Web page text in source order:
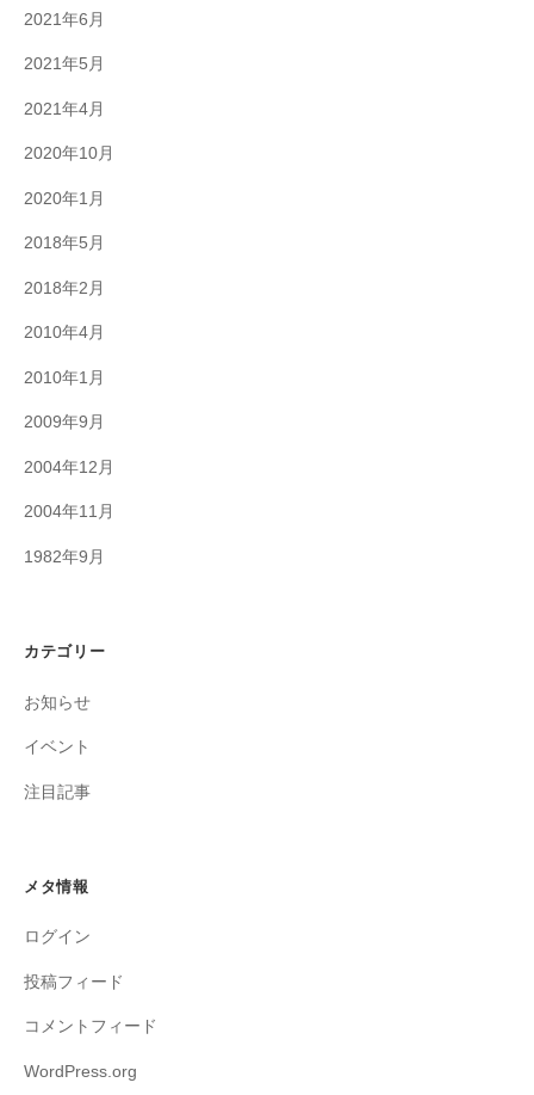
2021年6月
2021年5月
2021年4月
2020年10月
2020年1月
2018年5月
2018年2月
2010年4月
2010年1月
2009年9月
2004年12月
2004年11月
1982年9月
カテゴリー
お知らせ
イベント
注目記事
メタ情報
ログイン
投稿フィード
コメントフィード
WordPress.org